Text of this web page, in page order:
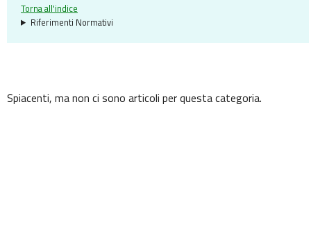
Torna all'indice
Riferimenti Normativi
Spiacenti, ma non ci sono articoli per questa categoria.